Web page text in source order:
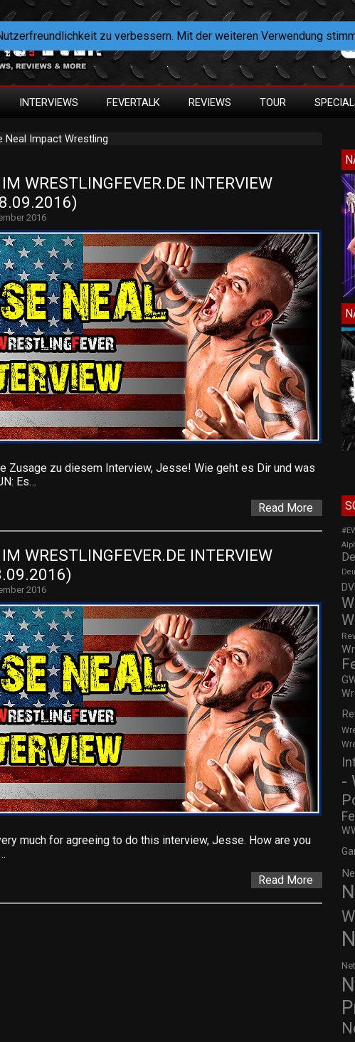
INTERVIEWS FEVERTALK REVIEWS TOUR
Neal Impact Wrestling
WRESTLINGFEVER.DE INTERVIEW
2016
Zusage zu diesem Interview, Jesse! Wie geht es Dir und was
Es…
Read More
WRESTLINGFEVER.DE INTERVIEW
2016
much for agreeing to do this interview, Jesse. How are you
Read More
-
zu verbessern. Mit der weiteren Verwendung